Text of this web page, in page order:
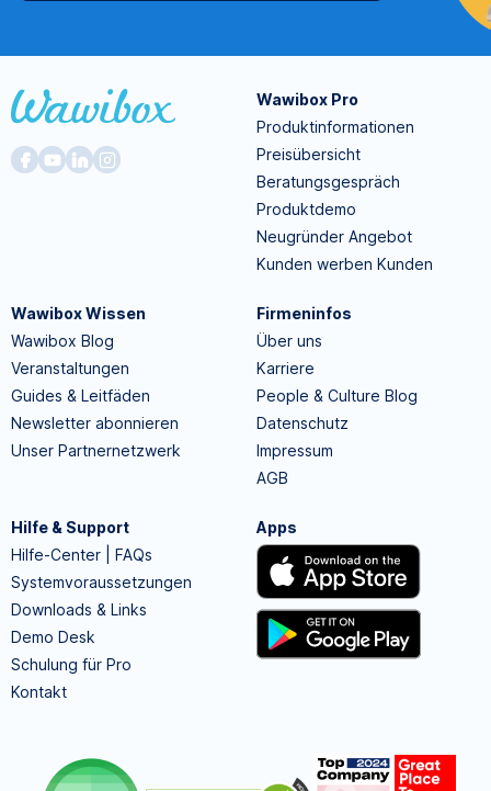
Wawibox Pro
Produktinformationen
Preisübersicht
Beratungsgespräch
Produktdemo
Neugründer Angebot
Kunden werben Kunden
Wawibox Wissen
Wawibox Blog
Veranstaltungen
Guides & Leitfäden
Newsletter abonnieren
Unser Partnernetzwerk
Firmeninfos
Über uns
Karriere
People & Culture Blog
Datenschutz
Impressum
AGB
Hilfe & Support
Hilfe-Center | FAQs
Systemvoraussetzungen
Downloads & Links
Demo Desk
Schulung für Pro
Kontakt
Apps